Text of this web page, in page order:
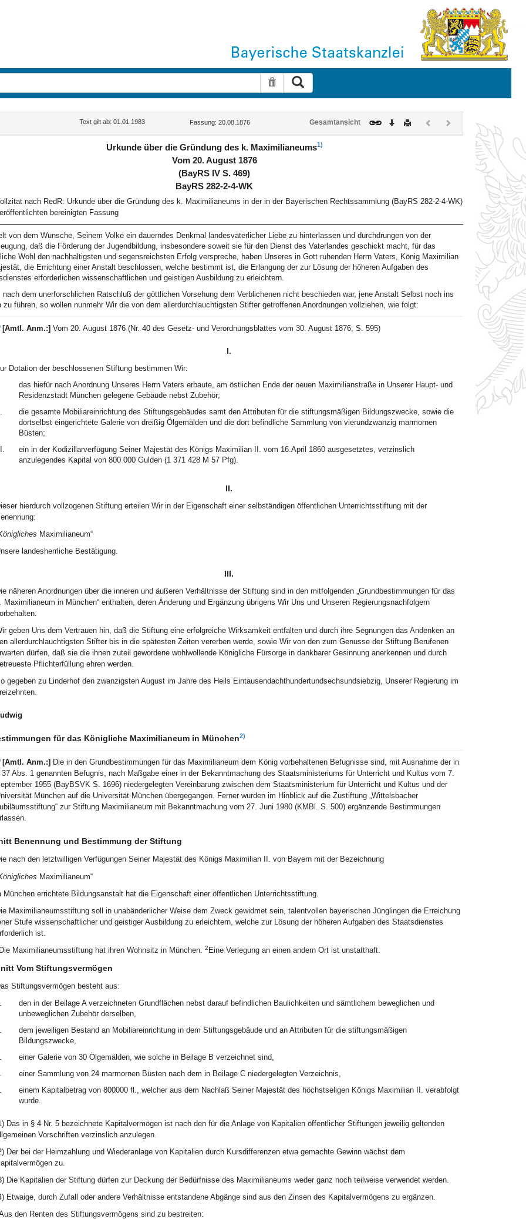
Suche zurücksetzen
Text gilt ab: 01.01.1983 Fassung: 20.08.1876 Gesamtansicht Download
DruckenVorherigesNächstes
Dokument
(inaktiv)
Urkunde über die Gründung des k. Maximilianeums1)
Vom 20. August 1876
(BayRS IV S. 469)
BayRS 282-2-4-WK
nach RedR: Urkunde über die Gründung des k. Maximilianeums in der in der Bayerischen Rechtssammlung (BayRS 282-2-4-WK)
bereinigten Fassung
von dem Wunsche, Seinem Volke ein dauerndes Denkmal landesväterlicher Liebe zu hinterlassen und durchdrungen von der
daß die Förderung der Jugendbildung, insbesondere soweit sie für den Dienst des Vaterlandes geschickt macht, für das
Wohl den nachhaltigsten und segensreichsten Erfolg verspreche, haben Unseres in Gott ruhenden Herrn Vaters, König Maximilian
die Errichtung einer Anstalt beschlossen, welche bestimmt ist, die Erlangung der zur Lösung der höheren Aufgaben des
erforderlichen wissenschaftlichen und geistigen Ausbildung zu erleichtern.
nach dem unerforschlichen Ratschluß der göttlichen Vorsehung dem Verblichenen nicht beschieden war, jene Anstalt Selbst noch ins
zu führen, so wollen nunmehr Wir die von dem allerdurchlauchtigsten Stifter getroffenen Anordnungen vollziehen, wie folgt:
[Amtl. Anm.:] Vom 20. August 1876 (Nr. 40 des Gesetz- und Verordnungsblattes vom 30. August 1876, S. 595)
I.
Dotation der beschlossenen Stiftung bestimmen Wir:
das hiefür nach Anordnung Unseres Herrn Vaters erbaute, am östlichen Ende der neuen Maximilianstraße in Unserer Haupt- und
Residenzstadt München gelegene Gebäude nebst Zubehör;
II.
die gesamte Mobiliareinrichtung des Stiftungsgebäudes samt den Attributen für die stiftungsmäßigen Bildungszwecke, sowie die
dortselbst eingerichtete Galerie von dreißig Ölgemälden und die dort befindliche Sammlung von vierundzwanzig marmornen
Büsten;
III.
ein in der Kodizillarverfügung Seiner Majestät des Königs Maximilian II. vom 16.April 1860 ausgesetztes, verzinslich
anzulegendes Kapital von 800 000 Gulden (1 371 428 M 57 Pfg).
II.
hierdurch vollzogenen Stiftung erteilen Wir in der Eigenschaft einer selbständigen öffentlichen Unterrichtsstiftung mit der
Maximilianeum“
landesherrliche Bestätigung.
III.
näheren Anordnungen über die inneren und äußeren Verhältnisse der Stiftung sind in den mitfolgenden „Grundbestimmungen für das
Maximilianeum in München“ enthalten, deren Änderung und Ergänzung übrigens Wir Uns und Unseren Regierungsnachfolgern
geben Uns dem Vertrauen hin, daß die Stiftung eine erfolgreiche Wirksamkeit entfalten und durch ihre Segnungen das Andenken an
allerdurchlauchtigsten Stifter bis in die spätesten Zeiten vererben werde, sowie Wir von den zum Genusse der Stiftung Berufenen
dürfen, daß sie die ihnen zuteil gewordene wohlwollende Königliche Fürsorge in dankbarer Gesinnung anerkennen und durch
Pflichterfüllung ehren werden.
gegeben zu Linderhof den zwanzigsten August im Jahre des Heils Eintausendachthundertundsechsundsiebzig, Unserer Regierung im
für das Königliche Maximilianeum in München2)
[Amtl. Anm.:] Die in den Grundbestimmungen für das Maximilianeum dem König vorbehaltenen Befugnisse sind, mit Ausnahme der in
37 Abs. 1 genannten Befugnis, nach Maßgabe einer in der Bekanntmachung des Staatsministeriums für Unterricht und Kultus vom 7.
1955 (BayBSVK S. 1696) niedergelegten Vereinbarung zwischen dem Staatsministerium für Unterricht und Kultus und der
München auf die Universität München übergegangen. Ferner wurden im Hinblick auf die Zustiftung „Wittelsbacher
zur Stiftung Maximilianeum mit Bekanntmachung vom 27. Juni 1980 (KMBl. S. 500) ergänzende Bestimmungen
Benennung und Bestimmung der Stiftung
nach den letztwilligen Verfügungen Seiner Majestät des Königs Maximilian II. von Bayern mit der Bezeichnung
Maximilianeum“
München errichtete Bildungsanstalt hat die Eigenschaft einer öffentlichen Unterrichtsstiftung.
Maximilianeumsstiftung soll in unabänderlicher Weise dem Zweck gewidmet sein, talentvollen bayerischen Jünglingen die Erreichung
Stufe wissenschaftlicher und geistiger Ausbildung zu erleichtern, welche zur Lösung der höheren Aufgaben des Staatsdienstes
ist.
Die Maximilianeumsstiftung hat ihren Wohnsitz in München. 2 Eine Verlegung an einen andern Ort ist unstatthaft.
Vom Stiftungsvermögen
Stiftungsvermögen besteht aus:
den in der Beilage A verzeichneten Grundflächen nebst darauf befindlichen Baulichkeiten und sämtlichem beweglichen und
unbeweglichen Zubehör derselben,
dem jeweiligen Bestand an Mobiliareinrichtung in dem Stiftungsgebäude und an Attributen für die stiftungsmäßigen
Bildungszwecke,
einer Galerie von 30 Ölgemälden, wie solche in Beilage B verzeichnet sind,
einer Sammlung von 24 marmornen Büsten nach dem in Beilage C niedergelegten Verzeichnis,
einem Kapitalbetrag von 800000 fl., welcher aus dem Nachlaß Seiner Majestät des höchstseligen Königs Maximilian II. verabfolgt
wurde.
Das in § 4 Nr. 5 bezeichnete Kapitalvermögen ist nach den für die Anlage von Kapitalien öffentlicher Stiftungen jeweilig geltenden
Vorschriften verzinslich anzulegen.
Der bei der Heimzahlung und Wiederanlage von Kapitalien durch Kursdifferenzen etwa gemachte Gewinn wächst dem
zu.
Die Kapitalien der Stiftung dürfen zur Deckung der Bedürfnisse des Maximilianeums weder ganz noch teilweise verwendet werden.
Etwaige, durch Zufall oder andere Verhältnisse entstandene Abgänge sind aus den Zinsen des Kapitalvermögens zu ergänzen.
den Renten des Stiftungsvermögens sind zu bestreiten: